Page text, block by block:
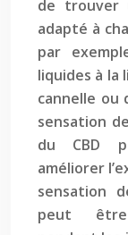
de trouver
adapté à
par
liquides à la
cannelle ou
sensation
du CBD
améliorer
sensation
peut être